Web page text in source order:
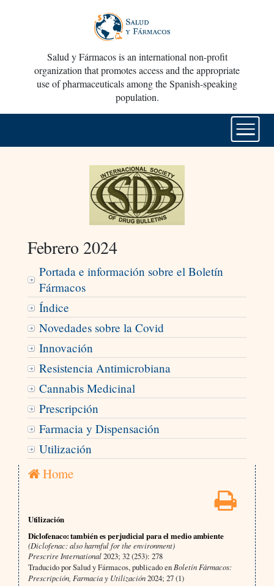
Salud y Fármacos is an international non-profit
organization that promotes access and the appropriate
use of pharmaceuticals among the Spanish-speaking
population.
Febrero 2024
Portada e información sobre el Boletín
Fármacos
Índice
Novedades sobre la Covid
Innovación
Resistencia Antimicrobiana
Cannabis Medicinal
Prescripción
Farmacia y Dispensación
Utilización
Home
Utilización
Diclofenaco: también es perjudicial para el medio ambiente
(Diclofenac: also harmful for the environment)
Prescrire International2023; 32 (253): 278
Traducido por Salud y Fármacos, publicado en Boletín Fármacos:
Prescripción, Farmacia y Utilización2024; 27 (1)